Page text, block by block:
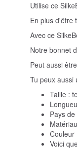
Utilise ce
En plus d'être
Avec ce
Notre bonnet
Peut aussi
Tu peux aussi
Taille :
Pays
Couleur
Voici